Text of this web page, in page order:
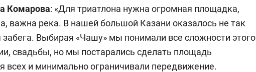
Комарова: «Для триатлона нужна огромная площадка,
важна река. В нашей большой Казани оказалось не так
забега. Выбирая «Чашу» мы понимали все сложности этого
свадьбы, но мы постарались сделать площадь
всех и минимально ограничивали передвижение.